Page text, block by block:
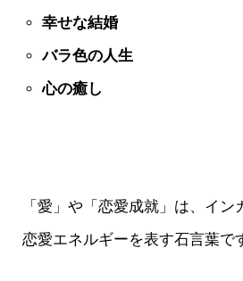
幸せな結婚
バラ色の人生
心の癒し
「愛」や「恋愛成就」は、イ
恋愛エネルギーを表す石言葉で